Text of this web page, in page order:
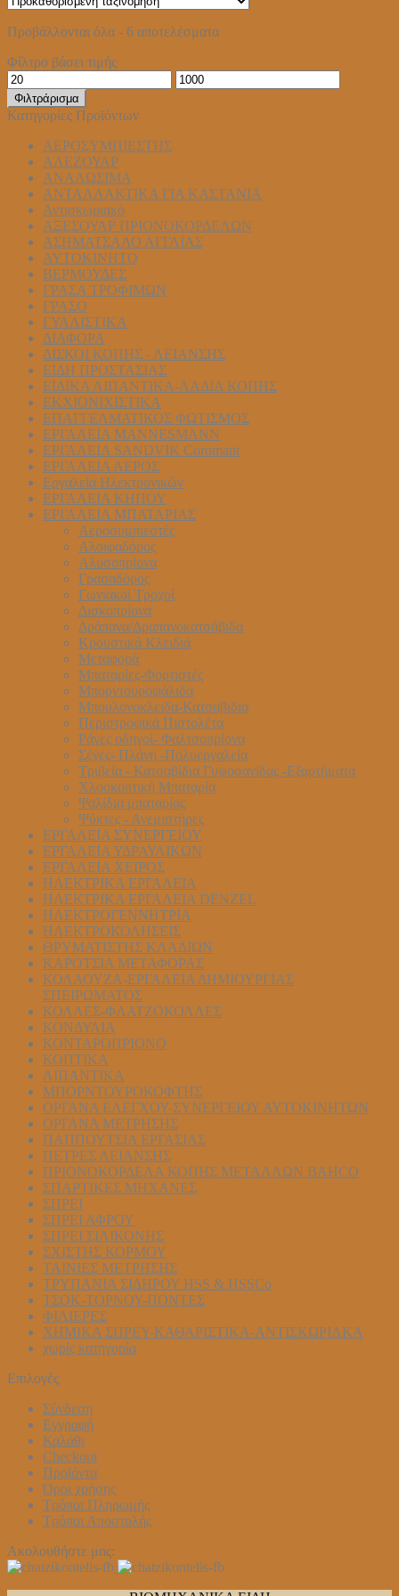
στη
σελίδα
€995,00 πολλαπλές
επιλογές
προϊόντος
Προβάλλονται όλα - 6 αποτελέσματα
Φίλτρο βάσει τιμής
Ελάχιστη
τιμή
Μέγιστη
τιμή
Φιλτράρισμα
Κατηγορίες Προϊόντων
ΑΕΡΟΣΥΜΠΙΕΣΤΗΣ
ΑΛΕΖΟΥΑΡ
ΑΝΑΛΩΣΙΜΑ
ΑΝΤΑΛΛΑΚΤΙΚΑ ΓΙΑ ΚΑΣΤΑΝΙΑ
Αντισκωριακό
ΑΞΕΣΟΥΑΡ ΠΡΙΟΝΟΚΟΡΔΕΛΩΝ
ΑΣΗΜΑΤΣΑΛΟ ΑΓΓΛΙΑΣ
ΑΥΤΟΚΙΝΗΤΟ
ΒΕΡΜΟΥΔΕΣ
ΓΡΑΣΑ ΤΡΟΦΙΜΩΝ
ΓΡΑΣΟ
ΓΥΑΛΙΣΤΙΚΑ
ΔΙΑΦΟΡΑ
ΔΙΣΚΟΙ ΚΟΠΗΣ - ΛΕΙΑΝΣΗΣ
ΕΙΔΗ ΠΡΟΣΤΑΣΙΑΣ
ΕΙΔΙΚΑ ΛΙΠΑΝΤΙΚΑ-ΛΑΔΙΑ ΚΟΠΗΣ
ΕΚΧΙΟΝΙΧΙΣΤΙΚΑ
ΕΠΑΓΓΕΛΜΑΤΙΚΟΣ ΦΩΤΙΣΜΟΣ
ΕΡΓΑΛΕΙΑ MANNESMANN
ΕΡΓΑΛΕΙΑ SANDVIK Coromant
ΕΡΓΑΛΕΙΑ ΑΕΡΟΣ
Εργαλεία Ηλεκτρονικών
ΕΡΓΑΛΕΙΑ ΚΗΠΟΥ
ΕΡΓΑΛΕΙΑ ΜΠΑΤΑΡΙΑΣ
Αεροσυμπιεστές
Αλοιφαδόρος
Αλυσοπρίονα
Γρασαδόρος
Γωνιακοί Τροχοί
Δισκοπρίονα
Δράπανα/Δραπανοκατσάβιδα
Κρουστικά Κλειδιά
Μεταφορά
Μπαταρίες-Φορτιστές
Μπορντουροψάλιδα
Μπουλονοκλειδα-Κατσαβιδια
Περιστροφικά Πιστολέτα
Ράγες οδηγοί- Φαλτσοπρίονα
Σέγες- Πλάνη -Πολυεργαλεία
Τριβεία - Κατσαβίδια Γυψοσανίδας -Εξαρτήματα
Χλοοκοπτική Μπαταρία
Ψαλίδια μπαταρίας
Ψύκτες - Ανεμιστήρες
ΕΡΓΑΛΕΙΑ ΣΥΝΕΡΓΕΙΟΥ
ΕΡΓΑΛΕΙΑ ΥΔΡΑΥΛΙΚΩΝ
ΕΡΓΑΛΕΙΑ ΧΕΙΡΟΣ
ΗΛΕΚΤΡΙΚΑ ΕΡΓΑΛΕΙΑ
ΗΛΕΚΤΡΙΚΑ ΕΡΓΑΛΕΙΑ DENZEL
ΗΛΕΚΤΡΟΓΕΝΝΗΤΡΙΑ
ΗΛΕΚΤΡΟΚΟΛΗΣΕΙΣ
ΘΡΥΜΑΤΙΣΤΗΣ ΚΛΑΔΙΩΝ
ΚΑΡΟΤΣΙΑ ΜΕΤΑΦΟΡΑΣ
ΚΟΛΑΟΥΖΑ-ΕΡΓΑΛΕΙΑ ΔΗΜΙΟΥΡΓΙΑΣ
ΣΠΕΙΡΩΜΑΤΟΣ
ΚΟΛΛΕΣ-ΦΛΑΤΖΟΚΟΛΛΕΣ
ΚΟΝΔΥΛΙΑ
ΚΟΝΤΑΡΟΠΡΙΟΝΟ
ΚΟΠΤΙΚΑ
ΛΙΠΑΝΤΙΚΑ
ΜΠΟΡΝΤΟΥΡΟΚΟΦΤΗΣ
ΟΡΓΑΝΑ ΕΛΕΓΧΟΥ-ΣYΝΕΡΓΕΙΟΥ ΑΥΤΟΚΙΝΗΤΩΝ
ΟΡΓΑΝΑ ΜΕΤΡΗΣΗΣ
ΠΑΠΠΟΥΤΣΙΑ ΕΡΓΑΣΙΑΣ
ΠΕΤΡΕΣ ΛΕΙΑΝΣΗΣ
ΠΡΙΟΝΟΚΟΡΔΕΛΑ ΚΟΠΗΣ ΜΕΤΑΛΛΩΝ BAHCO
ΣΠΑΡΤΙΚΕΣ ΜΗΧΑΝΕΣ
ΣΠΡΕΙ
ΣΠΡΕΙ ΑΦΡΟΥ
ΣΠΡΕΙ ΣΙΛΙΚΟΝΗΣ
ΣΧΙΣΤΗΣ ΚΟΡΜΟΥ
ΤΑΙΝΙΕΣ ΜΕΤΡΗΣΗΣ
ΤΡΥΠΑΝΙΑ ΣΙΔΗΡΟΥ HSS & HSSCo
ΤΣΟΚ-ΤΟΡΝΟΥ-ΠΟΝΤΕΣ
ΦΙΛΙΕΡΕΣ
ΧΗΜΙΚΑ ΣΠΡΕΥ-ΚΑΘΑΡΙΣΤΙΚΑ-ΑΝΤΙΣΚΩΡΙΑΚΑ
χωρίς κατηγορία
Επιλογές
Σύνδεση
Εγγραφή
Καλάθι
Checkout
Προϊόντα
Όροι χρήσης
Τρόποι Πληρωμής
Τρόποι Αποστολής
Ακολουθήστε μας: